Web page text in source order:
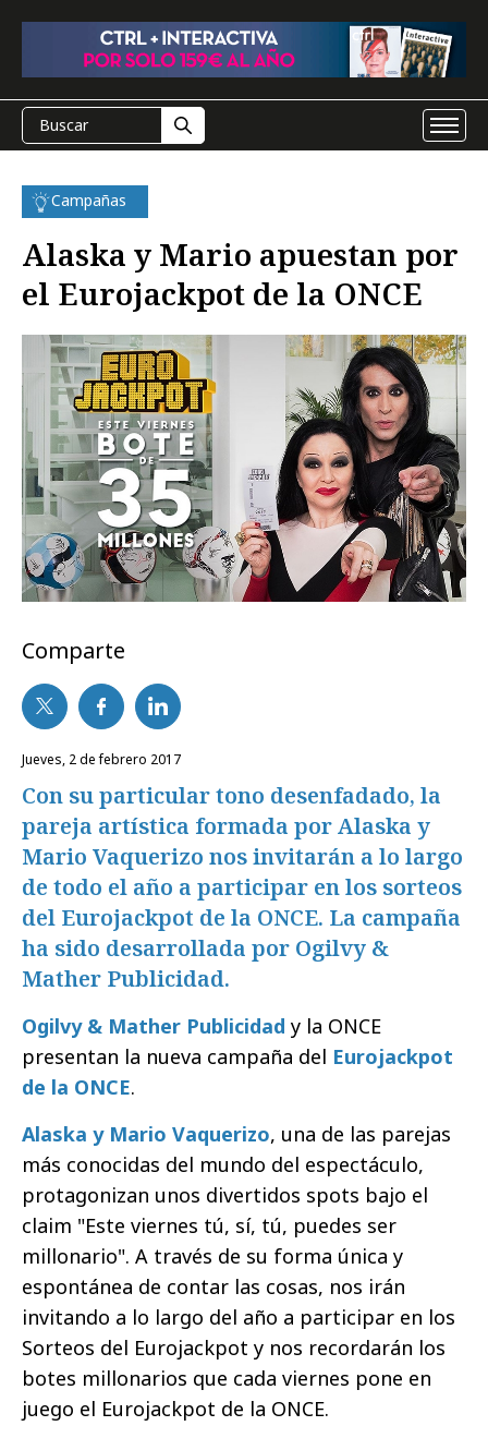
Campañas
Alaska y Mario apuestan por
el Eurojackpot de la ONCE
Comparte
jueves, 2 de febrero 2017
Con su particular tono desenfadado, la
pareja artística formada por Alaska y
Mario Vaquerizo nos invitarán a lo largo
de todo el año a participar en los sorteos
del Eurojackpot de la ONCE. La campaña
ha sido desarrollada por Ogilvy &
Mather Publicidad.
Ogilvy & Mather Publicidad y la ONCE
presentan la nueva campaña del Eurojackpot
de la ONCE.
Alaska y Mario Vaquerizo, una de las parejas
más conocidas del mundo del espectáculo,
protagonizan unos divertidos spots bajo el
claim "Este viernes tú, sí, tú, puedes ser
millonario". A través de su forma única y
espontánea de contar las cosas, nos irán
invitando a lo largo del año a participar en los
Sorteos del Eurojackpot y nos recordarán los
botes millonarios que cada viernes pone en
juego el Eurojackpot de la ONCE.